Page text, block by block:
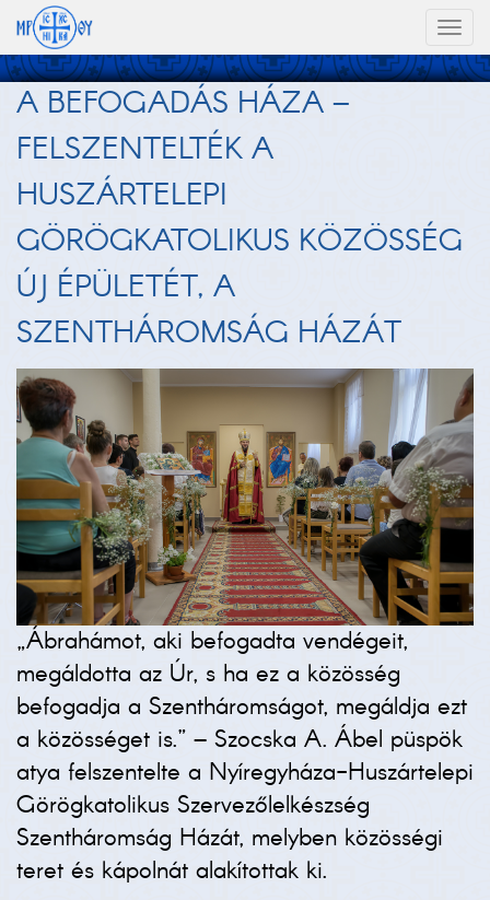
A BEFOGADÁS HÁZA –
FELSZENTELTÉK A
HUSZÁRTELEPI
GÖRÖGKATOLIKUS KÖZÖSSÉG
ÚJ ÉPÜLETÉT, A
SZENTHÁROMSÁG HÁZÁT
„Ábrahámot, aki befogadta vendégeit,
megáldotta az Úr, s ha ez a közösség
befogadja a Szentháromságot, megáldja ezt
a közösséget is.” – Szocska A. Ábel püspök
atya felszentelte a Nyíregyháza-Huszártelepi
Görögkatolikus Szervezőlelkészség
Szentháromság Házát, melyben közösségi
teret és kápolnát alakítottak ki.